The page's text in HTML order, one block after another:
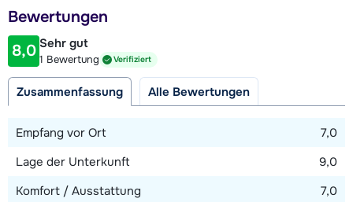
250 Meter
Entfernung zum Skilift
250 Meter (Chaudannes / Pâquis)
Entfernung zur Skibushaltestelle
Bewertungen
8,0 Sehr gut
1 Bewertung Verifiziert
Zusammenfassung Alle Bewertungen
Empfang vor Ort
7,0
Lage der Unterkunft
9,0
Komfort / Ausstattung
7,0